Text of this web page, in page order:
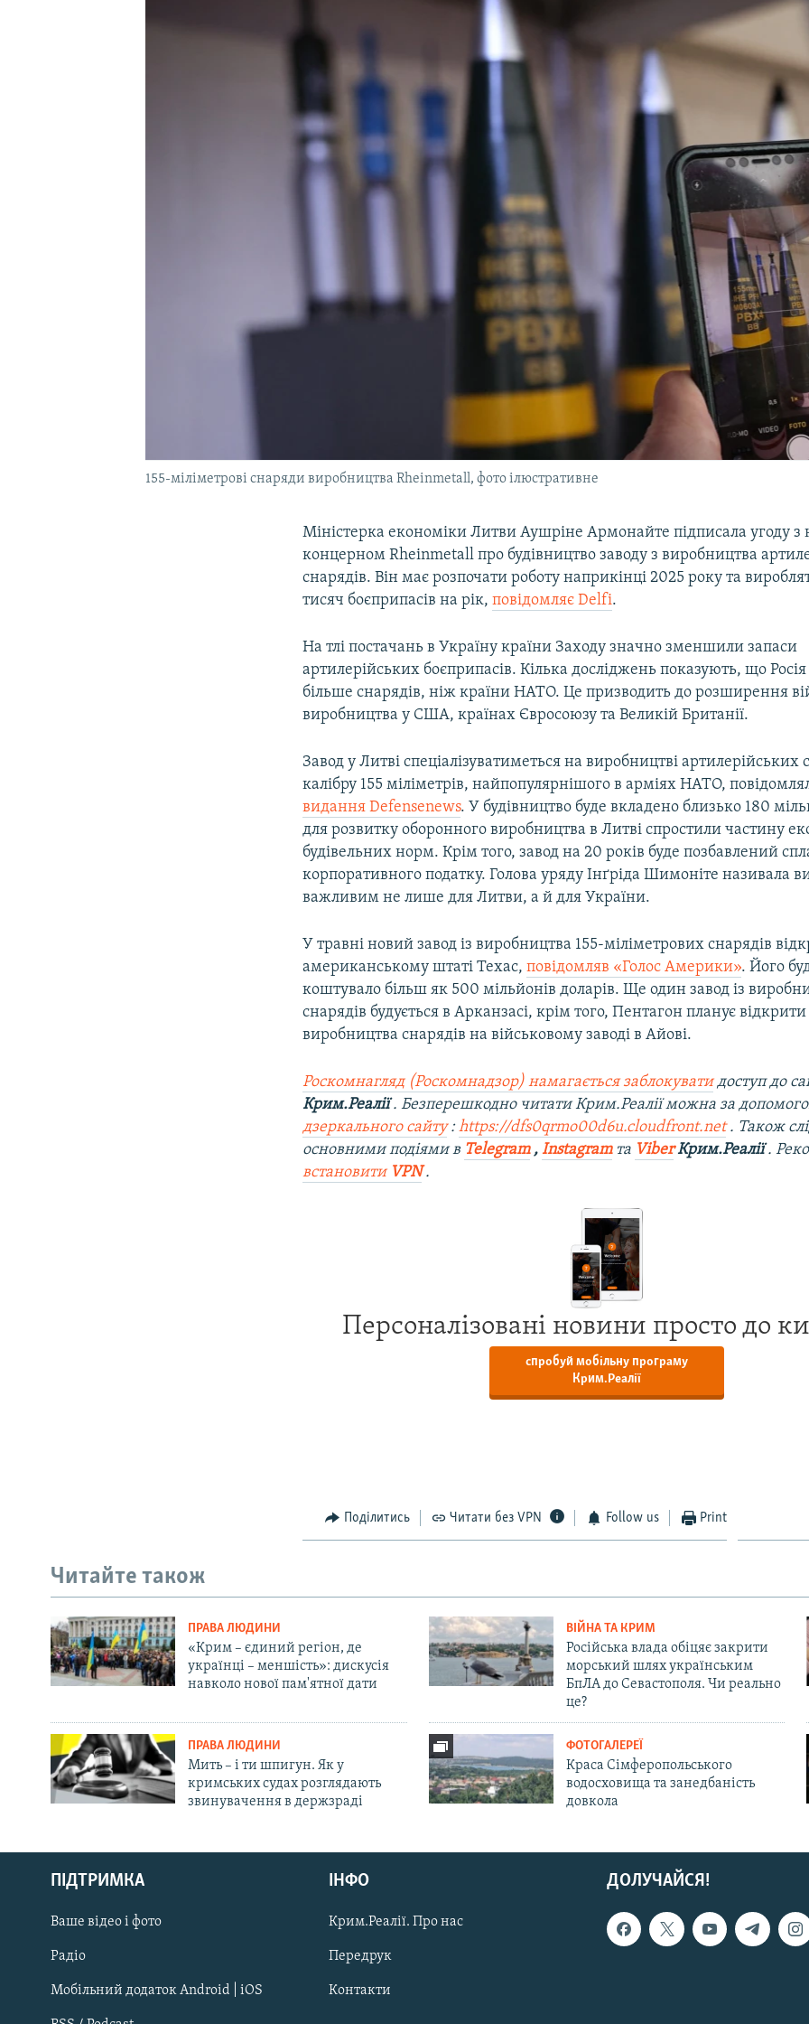
Русский
Qırımtatar
ДОЛУЧАЙСЯ!
155-міліметрові снаряди виробництва Rheinmetall, фото ілюстративне
Міністерка економіки Литви Аушріне Армонайте підписала угоду
концерном Rheinmetall про будівництво заводу з виробництва
снарядів. Він має розпочати роботу наприкінці 2025 року та
тисяч боєприпасів на рік,повідомляє Delfi.
На тлі постачань в Україну країни Заходу значно зменшили запаси
артилерійських боєприпасів. Кілька досліджень показують, що
більше снарядів, ніж країни НАТО. Це призводить до розширення
виробництва у США, країнах Євросоюзу та Великій Британії.
Завод у Литві спеціалізуватиметься на виробництві артилерійських
калібру 155 міліметрів, найпопулярнішого в арміях НАТО,
видання Defensenews. У будівництво буде вкладено близько 180
для розвитку оборонного виробництва в Литві спростили частину
будівельних норм. Крім того, завод на 20 років буде позбавлений
корпоративного податку. Голова уряду Інґріда Шимоніте називала
важливим не лише для Литви, а й для України.
У травні новий завод із виробництва 155-міліметрових снарядів
американському штаті Техас,повідомляв «Голос Америки». Його
коштувало більш як 500 мільйонів доларів. Ще один завод із
снарядів будується в Арканзасі, крім того, Пентагон планує відкрити
виробництва снарядів на військовому заводі в Айові.
Роскомнагляд (Роскомнадзор) намагається заблокуватидоступ до
Крим.Реалії. Безперешкодно читати Крим.Реалії можна за
дзеркального сайту:https://dfs0qrmo00d6u.cloudfront.net. Також
основними подіями в Telegram,Instagramта ViberКрим.Реалії.
встановити VPN.
Персоналізовані новини просто до
спробуй мобільну програму
Крим.Реалії
Поділитись Читати без VPN Follow us Print
Читайте також
ПРАВА ЛЮДИНИ
«Крим – єдиний регіон, де
українці – меншість»: дискусія
навколо нової пам'ятної дати
ВІЙНА ТА КРИМ
Російська влада обіцяє закрити
морський шлях українським
БпЛА до Севастополя. Чи реально
це?
ПРАВА ЛЮДИНИ
Мить – і ти шпигун. Як у
кримських судах розглядають
звинувачення в держзраді
ФОТОГАЛЕРЕЇ
Краса Сімферопольського
водосховища та занедбаність
довкола
ДОЛУЧАЙСЯ!
ПІДТРИМКА
Ваше відео і фото
Радіо
Мобільний додаток Android | iOS
ІНФО
Крим.Реалії. Про нас
Передрук
Контакти